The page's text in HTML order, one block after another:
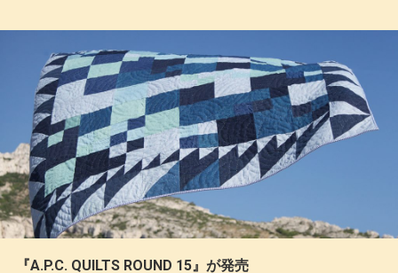
『A.P.C. QUILTS ROUND 15』が発売